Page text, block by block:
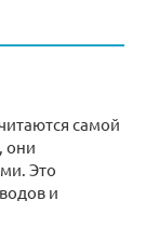
самой
они
Это
и